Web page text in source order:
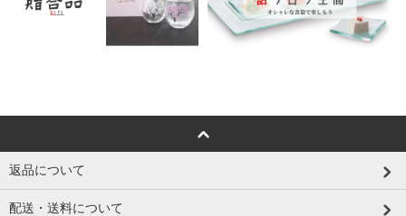
返品について
配送・送料について